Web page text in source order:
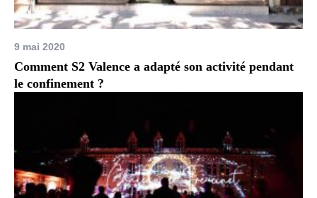
9 mai 2020
Comment S2 Valence a adapté son activité pendant
le confinement ?